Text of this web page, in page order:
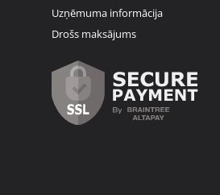
Uzņēmuma informācija
Drošs maksājums